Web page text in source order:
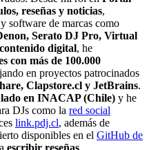
reseñas y noticias,
software de marcas como
Serato DJ Pro, Virtual
digital, he
con más de 100.000
en proyectos patrocinados
Clapstore.cl y JetBrains.
en INACAP (Chile) y he
DJs como la red social
link.pdj.cl, además de
disponibles en el GitHub de
escribir reseñas